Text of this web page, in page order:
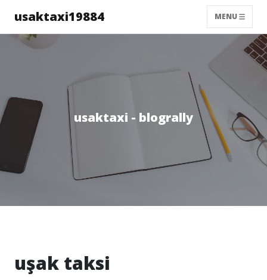
usaktaxi19884 MENU
usaktaxi - blogrally
uşak taksi